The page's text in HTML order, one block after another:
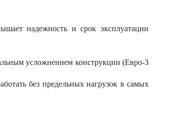
надежность и срок эксплуатации
усложнением конструкции (Евро-3
без предельных нагрузок в самых